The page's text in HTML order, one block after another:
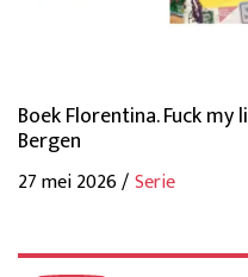
Boek Florentina. Fuck
Bergen
27 mei 2026 /Serie